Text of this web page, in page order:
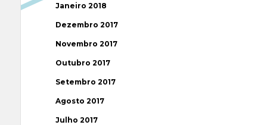
Janeiro 2018
Dezembro 2017
Novembro 2017
Outubro 2017
Setembro 2017
Agosto 2017
Julho 2017